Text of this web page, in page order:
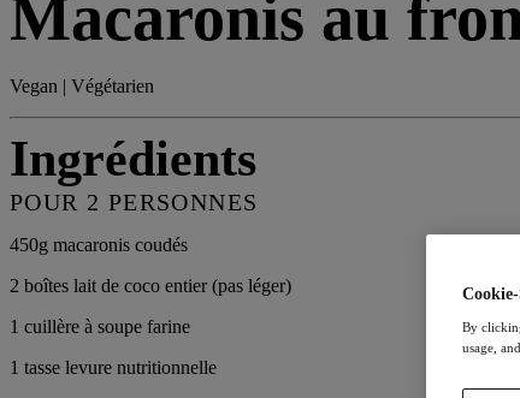
Macaronis au
Vegan | Végétarien
Ingrédients
POUR 2 PERSONNES
450g macaronis coudés
2 boîtes lait de coco entier (pas léger)
1 cuillère à soupe farine
1 tasse levure nutritionnelle
By
usage,